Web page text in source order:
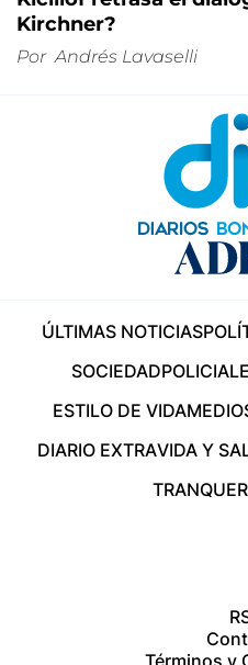
Kirchner?
Por Andrés Lavaselli
ÚLTIMAS NOTICIAS
SOCIEDAD
ESTILO DE VIDA
DIARIO EXTRAVIDA Y